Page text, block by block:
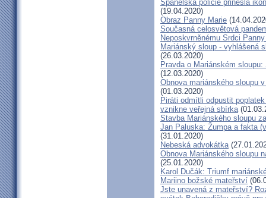
Španělská policie přinesla
(19.04.2020)
Obraz Panny Marie
Současná celosvětová
Neposkvrněnému Srdci
Mariánský sloup - vyhlášená
(26.03.2020)
Pravda o Mariánském
(12.03.2020)
Obnova mariánského sloupu
(01.03.2020)
Piráti odmítli odpustit
vznikne veřejná sbírka
Stavba Mariánského sloupu
Jan Paluska: Žumpa a fakta
(31.01.2020)
Nebeská advokátka
Obnova Mariánského sloupu
(25.01.2020)
Karol Dučák: Triumf
Mariino božské mateřství
Jste unavená z mateřství?